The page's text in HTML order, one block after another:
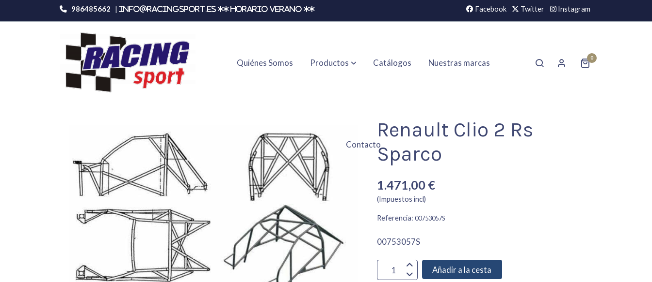
986485662 | info@racingsport.es ** HORARIO VERANO ** Facebook Twitter Instagram
Quiénes Somos Productos Catálogos Nuestras marcas
Contacto
0
Productos Renault Clio 2 Rs Sparco
Renault Clio 2 Rs
Sparco
1.471,00 €
(Impuestos incl)
Referencia:00753057S
00753057S
Añadir a la cesta